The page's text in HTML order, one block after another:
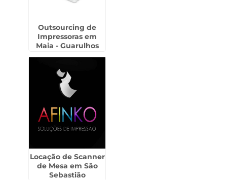
Outsourcing de
Impressoras em
Maia - Guarulhos
Locação de Scanner
de Mesa em São
Sebastião